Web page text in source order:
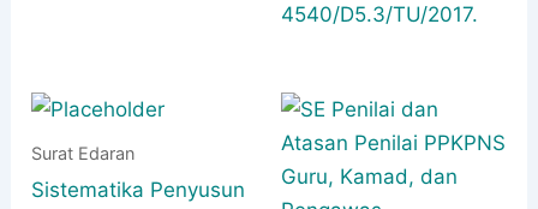
4540/D5.3/TU/2017.
Surat Edaran
Sistematika Penyusun